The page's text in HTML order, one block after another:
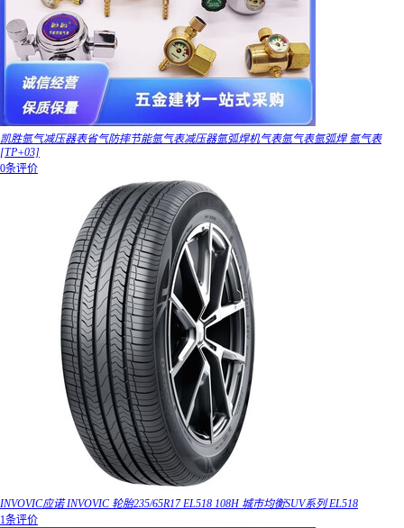
凯胜氩气减压器表省气防摔节能氩气表减压器氩弧焊机气表氩气表氩弧焊 氩气表
[TP+03]
0条评价
INVOVIC应诺 INVOVIC 轮胎235/65R17 EL518 108H 城市均衡SUV系列 EL518
1条评价